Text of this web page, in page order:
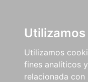
Utilizamos
fines analíticos
relacionada con